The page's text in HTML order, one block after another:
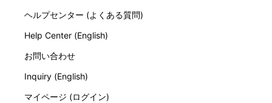
ヘルプセンター (よくある質問)
Help Center (English)
お問い合わせ
Inquiry (English)
マイページ (ログイン)